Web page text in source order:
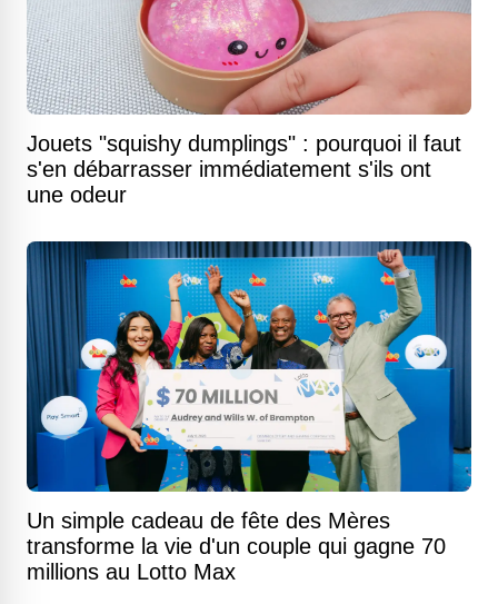
Jouets "squishy dumplings" : pourquoi il faut
s'en débarrasser immédiatement s'ils ont
une odeur
Un simple cadeau de fête des Mères
transforme la vie d'un couple qui gagne 70
millions au Lotto Max